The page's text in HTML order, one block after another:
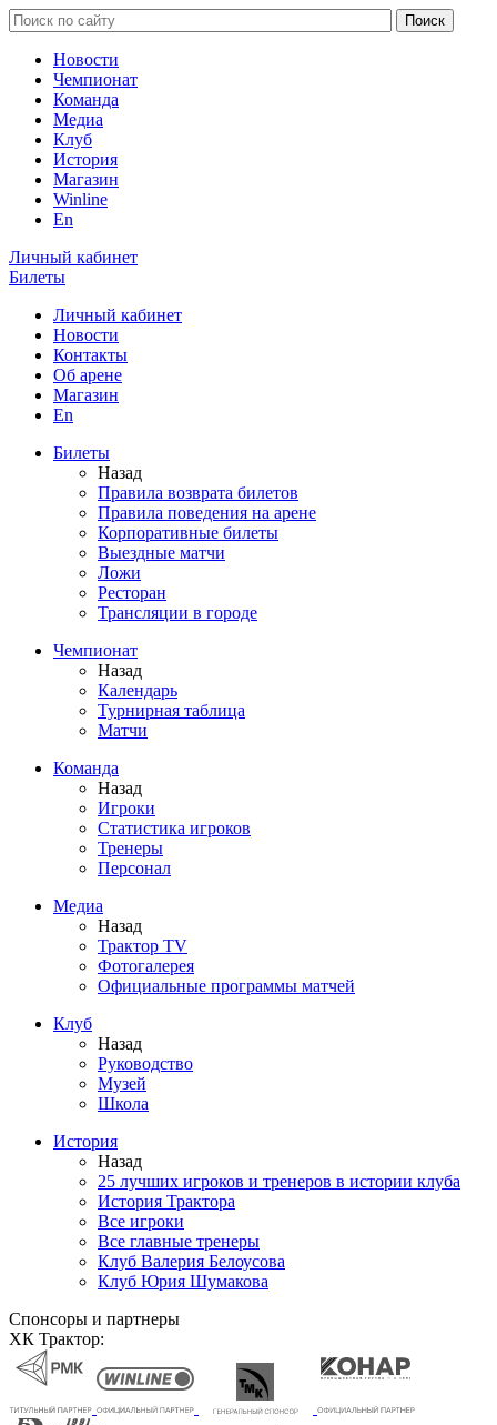
Новости
Чемпионат
Команда
Медиа
Клуб
История
Магазин
Winline
En
Личный кабинет
Билеты
Личный кабинет
Новости
Контакты
Об арене
Магазин
En
Билеты
Назад
Правила возврата билетов
Правила поведения на арене
Корпоративные билеты
Выездные матчи
Ложи
Ресторан
Трансляции в городе
Чемпионат
Назад
Календарь
Турнирная таблица
Матчи
Команда
Назад
Игроки
Статистика игроков
Тренеры
Персонал
Медиа
Назад
Трактор TV
Фотогалерея
Официальные программы матчей
Клуб
Назад
Руководство
Музей
Школа
История
Назад
25 лучших игроков и тренеров в истории клуба
История Трактора
Все игроки
Все главные тренеры
Клуб Валерия Белоусова
Клуб Юрия Шумакова
Спонсоры и партнеры
ХК Трактор: